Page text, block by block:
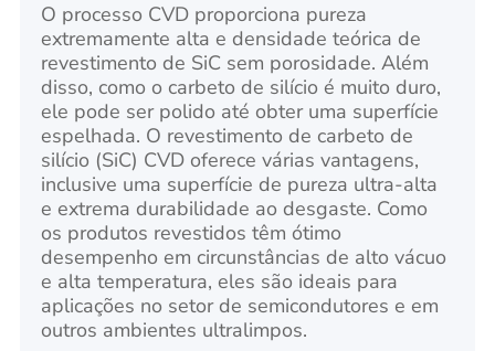
O processo CVD proporciona pureza
extremamente alta e densidade teórica de
revestimento de SiC sem porosidade. Além
disso, como o carbeto de silício é muito duro,
ele pode ser polido até obter uma superfície
espelhada. O revestimento de carbeto de
silício (SiC) CVD oferece várias vantagens,
inclusive uma superfície de pureza ultra-alta
e extrema durabilidade ao desgaste. Como
os produtos revestidos têm ótimo
desempenho em circunstâncias de alto vácuo
e alta temperatura, eles são ideais para
aplicações no setor de semicondutores e em
outros ambientes ultralimpos.